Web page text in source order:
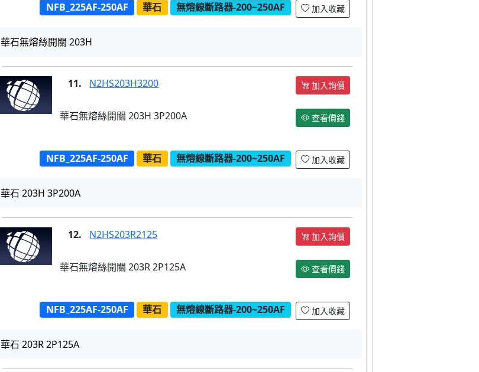
NFB_225AF-250AF 華石 無熔線斷路器-200~250AF 加入收藏
華石無熔絲開關 203H
11. N2HS203H3200 加入詢價
華石無熔絲開關 203H 3P200A 查看價錢
NFB_225AF-250AF 華石 無熔線斷路器-200~250AF 加入收藏
華石 203H 3P200A
12. N2HS203R2125 加入詢價
華石無熔絲開關 203R 2P125A 查看價錢
NFB_225AF-250AF 華石 無熔線斷路器-200~250AF 加入收藏
華石 203R 2P125A